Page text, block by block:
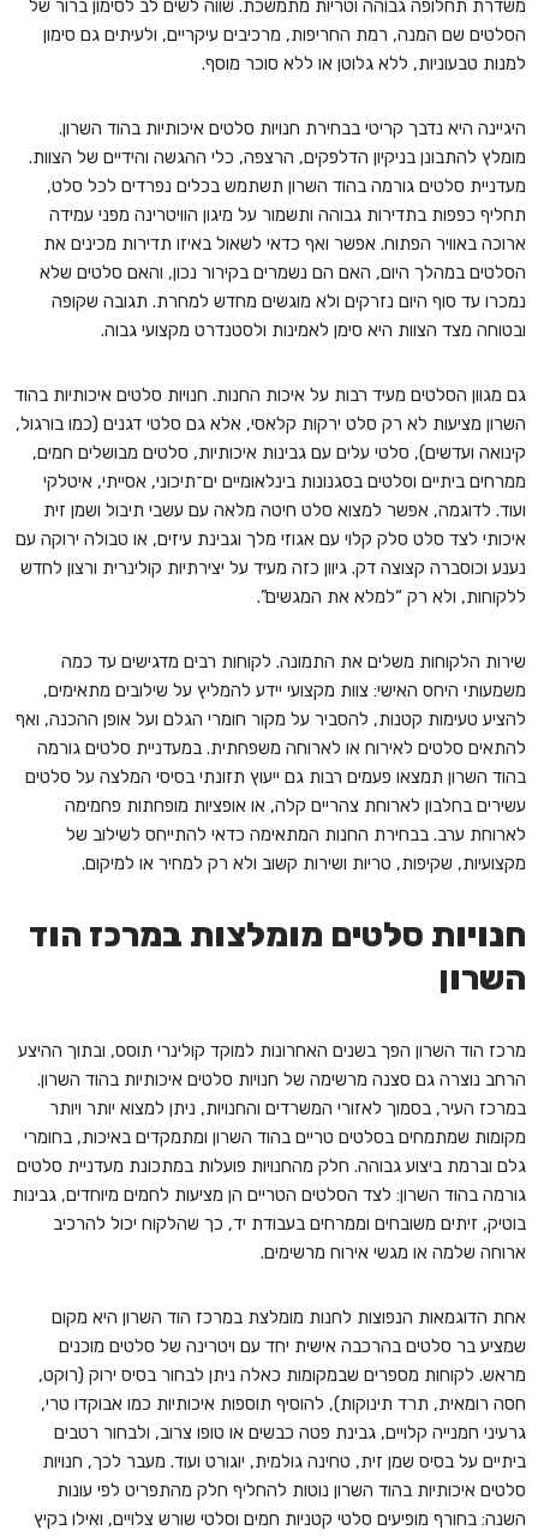
משדרת תחלופה גבוהה וטריות מתמשכת. שווה לשים לב לסימון ברור של
הסלטים שם המנה, רמת החריפות, מרכיבים עיקריים, ולעיתים גם סימון
למנות טבעוניות, ללא גלוטן או ללא סוכר מוסף.
היגיינה היא נדבך קריטי בבחירת חנויות סלטים איכותיות בהוד השרון.
מומלץ להתבונן בניקיון הדלפקים, הרצפה, כלי ההגשה והידיים של הצוות.
מעדניית סלטים גורמה בהוד השרון תשתמש בכלים נפרדים לכל סלט,
תחליף כפפות בתדירות גבוהה ותשמור על מיגון הוויטרינה מפני עמידה
ארוכה באוויר הפתוח. אפשר ואף כדאי לשאול באיזו תדירות מכינים את
הסלטים במהלך היום, האם הם נשמרים בקירור נכון, והאם סלטים שלא
נמכרו עד סוף היום נזרקים ולא מוגשים מחדש למחרת. תגובה שקופה
ובטוחה מצד הצוות היא סימן לאמינות ולסטנדרט מקצועי גבוה.
גם מגוון הסלטים מעיד רבות על איכות החנות. חנויות סלטים איכותיות בהוד
השרון מציעות לא רק סלט ירקות קלאסי, אלא גם סלטי דגנים (כמו בורגול,
קינואה ועדשים), סלטי עלים עם גבינות איכותיות, סלטים מבושלים חמים,
ממרחים ביתיים וסלטים בסגנונות בינלאומיים ים־תיכוני, אסייתי, איטלקי
ועוד. לדוגמה, אפשר למצוא סלט חיטה מלאה עם עשבי תיבול ושמן זית
איכותי לצד סלט סלק קלוי עם אגוזי מלך וגבינת עיזים, או טבולה ירוקה עם
נענע וכוסברה קצוצה דק. גיוון כזה מעיד על יצירתיות קולינרית ורצון לחדש
ללקוחות, ולא רק “למלא את המגשים”.
שירות הלקוחות משלים את התמונה. לקוחות רבים מדגישים עד כמה
משמעותי היחס האישי: צוות מקצועי יידע להמליץ על שילובים מתאימים,
להציע טעימות קטנות, להסביר על מקור חומרי הגלם ועל אופן ההכנה, ואף
להתאים סלטים לאירוח או לארוחה משפחתית. במעדניית סלטים גורמה
בהוד השרון תמצאו פעמים רבות גם ייעוץ תזונתי בסיסי המלצה על סלטים
עשירים בחלבון לארוחת צהריים קלה, או אופציות מופחתות פחמימה
לארוחת ערב. בבחירת החנות המתאימה כדאי להתייחס לשילוב של
מקצועיות, שקיפות, טריות ושירות קשוב ולא רק למחיר או למיקום.
חנויות סלטים מומלצות במרכז הוד
השרון
מרכז הוד השרון הפך בשנים האחרונות למוקד קולינרי תוסס, ובתוך ההיצע
הרחב נוצרה גם סצנה מרשימה של חנויות סלטים איכותיות בהוד השרון.
במרכז העיר, בסמוך לאזורי המשרדים והחנויות, ניתן למצוא יותר ויותר
מקומות שמתמחים בסלטים טריים בהוד השרון ומתמקדים באיכות, בחומרי
גלם וברמת ביצוע גבוהה. חלק מהחנויות פועלות במתכונת מעדניית סלטים
גורמה בהוד השרון: לצד הסלטים הטריים הן מציעות לחמים מיוחדים, גבינות
בוטיק, זיתים משובחים וממרחים בעבודת יד, כך שהלקוח יכול להרכיב
ארוחה שלמה או מגשי אירוח מרשימים.
אחת הדוגמאות הנפוצות לחנות מומלצת במרכז הוד השרון היא מקום
שמציע בר סלטים בהרכבה אישית יחד עם ויטרינה של סלטים מוכנים
מראש. לקוחות מספרים שבמקומות כאלה ניתן לבחור בסיס ירוק (רוקט,
חסה רומאית, תרד תינוקות), להוסיף תוספות איכותיות כמו אבוקדו טרי,
גרעיני חמנייה קלויים, גבינת פטה כבשים או טופו צרוב, ולבחור רטבים
ביתיים על בסיס שמן זית, טחינה גולמית, יוגורט ועוד. מעבר לכך, חנויות
סלטים איכותיות בהוד השרון נוטות להחליף חלק מהתפריט לפי עונות
השנה: בחורף מופיעים סלטי קטניות חמים וסלטי שורש צלויים, ואילו בקיץ